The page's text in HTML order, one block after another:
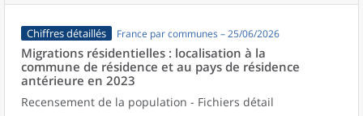
Chiffres détaillés France par communes – 25/06/2026
Migrations résidentielles : localisation à la
commune de résidence et au pays de résidence
antérieure en 2023
Recensement de la population - Fichiers détail